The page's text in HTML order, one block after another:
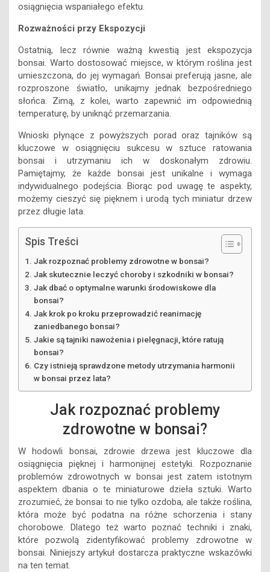
osiągnięcia wspaniałego efektu.
Rozważności przy Ekspozycji
Ostatnią, lecz równie ważną kwestią jest ekspozycja
bonsai. Warto dostosować miejsce, w którym roślina jest
umieszczona, do jej wymagań. Bonsai preferują jasne, ale
rozproszone światło, unikajmy jednak bezpośredniego
słońca. Zimą, z kolei, warto zapewnić im odpowiednią
temperaturę, by uniknąć przemarzania.
Wnioski płynące z powyższych porad oraz tajników są
kluczowe w osiągnięciu sukcesu w sztuce ratowania
bonsai i utrzymaniu ich w doskonałym zdrowiu.
Pamiętajmy, że każde bonsai jest unikalne i wymaga
indywidualnego podejścia. Biorąc pod uwagę te aspekty,
możemy cieszyć się pięknem i urodą tych miniatur drzew
przez długie lata.
Spis Treści
Jak rozpoznać problemy zdrowotne w bonsai?
Jak skutecznie leczyć choroby i szkodniki w bonsai?
Jak dbać o optymalne warunki środowiskowe dla
bonsai?
Jak krok po kroku przeprowadzić reanimację
zaniedbanego bonsai?
Jakie są tajniki nawożenia i pielęgnacji, które ratują
bonsai?
Czy istnieją sprawdzone metody utrzymania harmonii
w bonsai przez lata?
Jak rozpoznać problemy
zdrowotne w bonsai?
W hodowli bonsai, zdrowie drzewa jest kluczowe dla
osiągnięcia pięknej i harmonijnej estetyki. Rozpoznanie
problemów zdrowotnych w bonsai jest zatem istotnym
aspektem dbania o te miniaturowe dzieła sztuki. Warto
zrozumieć, że bonsai to nie tylko ozdoba, ale także roślina,
która może być podatna na różne schorzenia i stany
chorobowe. Dlatego też warto poznać techniki i znaki,
które pozwolą zidentyfikować problemy zdrowotne w
bonsai. Niniejszy artykuł dostarcza praktyczne wskazówki
na ten temat.